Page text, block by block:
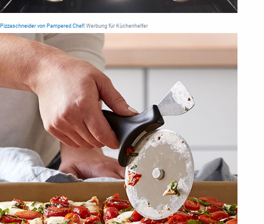
Pizzaschneider von Pampered Chef | Werbung für Küchenhelfer